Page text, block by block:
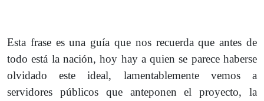
Esta frase es una guía que nos recuerda que antes de
todo está la nación, hoy hay a quien se parece haberse
olvidado este ideal, lamentablemente vemos a
servidores públicos que anteponen el proyecto, la